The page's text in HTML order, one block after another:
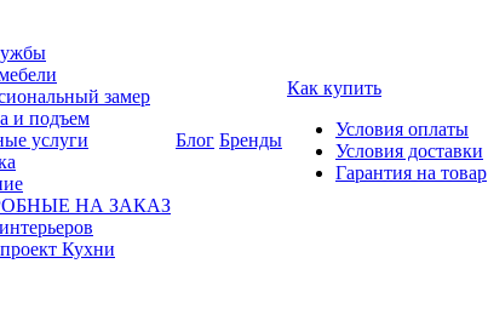
замер
и подъем
услуги
НА ЗАКАЗ
Кухни
Блог Бренды
Как купить
Условия оплаты
Условия доставки
Гарантия на товар